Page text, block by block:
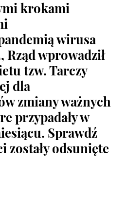
krokami
wirusa
Rząd wprowadził
tzw. Tarczy
dla
zmiany ważnych
przypadały w
Sprawdź
zostały odsunięte